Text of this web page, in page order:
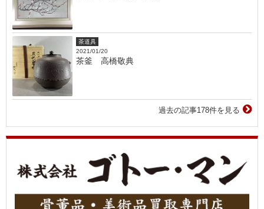
茶道具
2021/01/20
茶釜 高橋敬典
過去の記事178件を見る